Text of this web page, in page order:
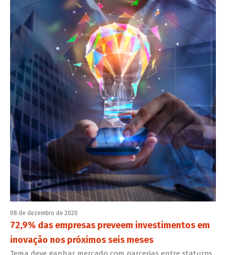
08 de dezembro de 2020
72,9% das empresas preveem investimentos em
inovação nos próximos seis meses